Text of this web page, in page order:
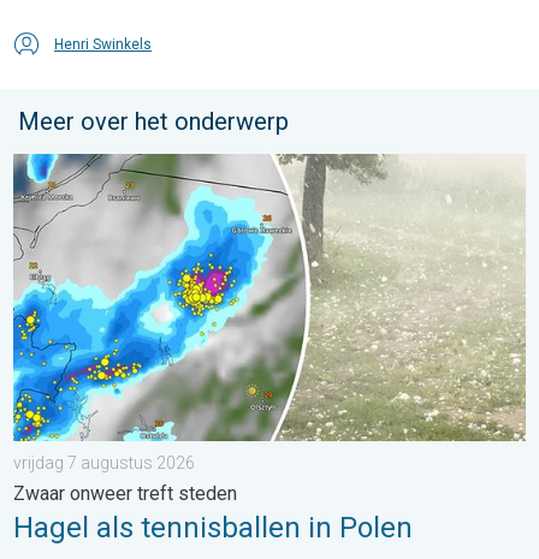
Henri Swinkels
Meer over het onderwerp
Hagel als tennisballen in Polen. Zwaar onweer treft steden. . .
vrijdag 7 augustus 2026
Zwaar onweer treft steden
Hagel als tennisballen in Polen